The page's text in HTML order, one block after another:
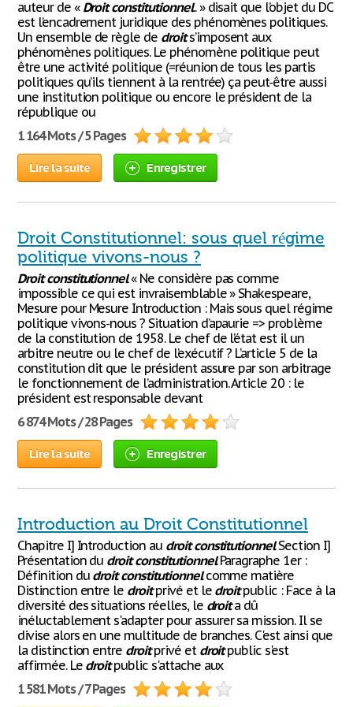
auteur de « Droit constitutionnel.. » disait que l’objet du DC
est l’encadrement juridique des phénomènes politiques.
Un ensemble de règle de droits’imposent aux
phénomènes politiques. Le phénomène politique peut
être une activité politique (=réunion de tous les partis
politiques qu’ils tiennent à la rentrée) ça peut-être aussi
une institution politique ou encore le président de la
république ou
1 164 Mots / 5 Pages
Lire la suite Enregistrer
Droit Constitutionnel: sous quel régime
politique vivons-nous ?
Droit constitutionnel« Ne considère pas comme
impossible ce qui est invraisemblable » Shakespeare,
Mesure pour Mesure Introduction : Mais sous quel régime
politique vivons-nous ? Situation d’apaurie => problème
de la constitution de 1958. Le chef de l’état est il un
arbitre neutre ou le chef de l’exécutif ? L’article 5 de la
constitution dit que le président assure par son arbitrage
le fonctionnement de l’administration. Article 20 : le
président est responsable devant
6 874 Mots / 28 Pages
Lire la suite Enregistrer
Introduction au Droit Constitutionnel
Chapitre I] Introduction au droit constitutionnelSection I]
Présentation du droit constitutionnelParagraphe 1er :
Définition du droit constitutionnelcomme matière
Distinction entre le droitprivé et le droitpublic : Face à la
diversité des situations réelles, le droita dû
inéluctablement s'adapter pour assurer sa mission. Il se
divise alors en une multitude de branches. C'est ainsi que
la distinction entre droitprivé et droitpublic s'est
affirmée. Le droitpublic s'attache aux
1 581 Mots / 7 Pages